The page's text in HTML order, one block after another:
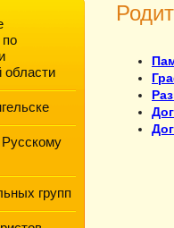
области
групп